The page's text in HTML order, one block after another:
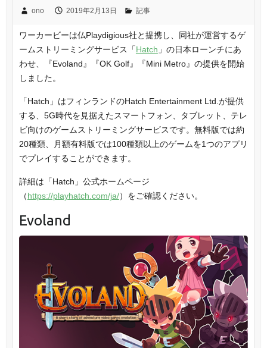
ono 2019年2月13日 記事
ワーカービーは仏Playdigious社と提携し、同社が運営するゲ
ームストリーミングサービス「Hatch 」の日本ローンチにあ
わせ、『Evoland』『OK Golf』『Mini Metro』の提供を開始
しました。
「Hatch」はフィンランドのHatch Entertainment Ltd.が提供
する、5G時代を見据えたスマートフォン、タブレット、テレ
ビ向けのゲームストリーミングサービスです。無料版では約
20種類、月額有料版では100種類以上のゲームを1つのアプリ
でプレイすることができます。
詳細は「Hatch」公式ホームページ
（https://playhatch.com/ja/）をご確認ください。
Evoland